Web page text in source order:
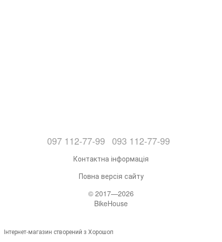
097 112-77-99 093 112-77-99
Контактна інформація
Повна версія сайту
© 2017—2026
BikeHouse
Інтернет-магазин створений з Хорошоп